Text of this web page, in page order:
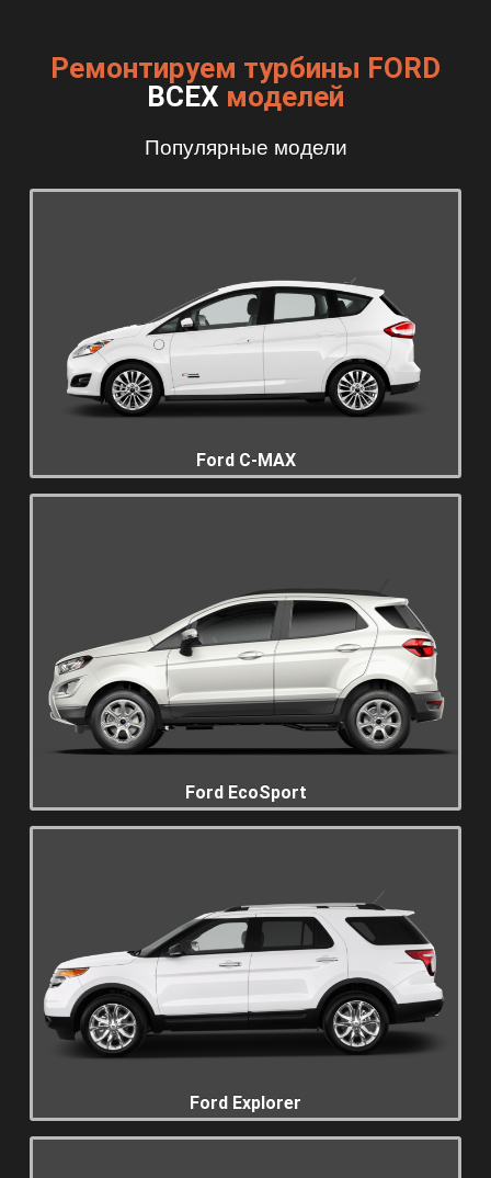
Ремонтируем турбины FORD
ВСЕХ моделей
Популярные модели
Ford C-MAX
Ford EcoSport
Ford Explorer